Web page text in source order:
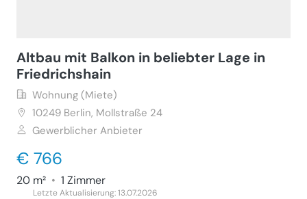
Altbau mit Balkon in beliebter Lage in
Friedrichshain
Wohnung (Miete)
10249 Berlin, Mollstraße 24
Gewerblicher Anbieter
€ 766
20 m² • 1 Zimmer
Letzte Aktualisierung: 13.07.2026